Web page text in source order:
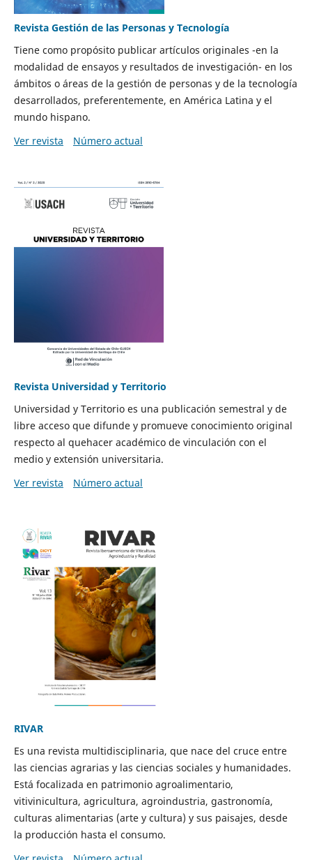
Revista Gestión de las Personas y Tecnología
Tiene como propósito publicar artículos originales -en la
modalidad de ensayos y resultados de investigación- en los
ámbitos o áreas de la gestión de personas y de la tecnología
desarrollados, preferentemente, en América Latina y el
mundo hispano.
Ver revista
Número actual
Revista Universidad y Territorio
Universidad y Territorio es una publicación semestral y de
libre acceso que difunde y promueve conocimiento original
respecto al quehacer académico de vinculación con el
medio y extensión universitaria.
Ver revista
Número actual
RIVAR
Es una revista multidisciplinaria, que nace del cruce entre
las ciencias agrarias y las ciencias sociales y humanidades.
Está focalizada en patrimonio agroalimentario,
vitivinicultura, agricultura, agroindustria, gastronomía,
culturas alimentarias (arte y cultura) y sus paisajes, desde
la producción hasta el consumo.